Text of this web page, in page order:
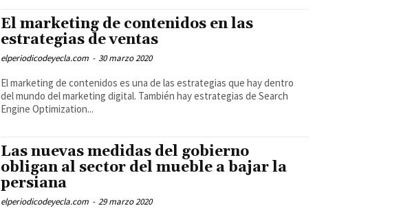
El marketing de contenidos en las
estrategias de ventas
elperiodicodeyecla.com - 30 marzo 2020
El marketing de contenidos es una de las estrategias que hay dentro
del mundo del marketing digital. También hay estrategias de Search
Engine Optimization...
Las nuevas medidas del gobierno
obligan al sector del mueble a bajar la
persiana
elperiodicodeyecla.com - 29 marzo 2020